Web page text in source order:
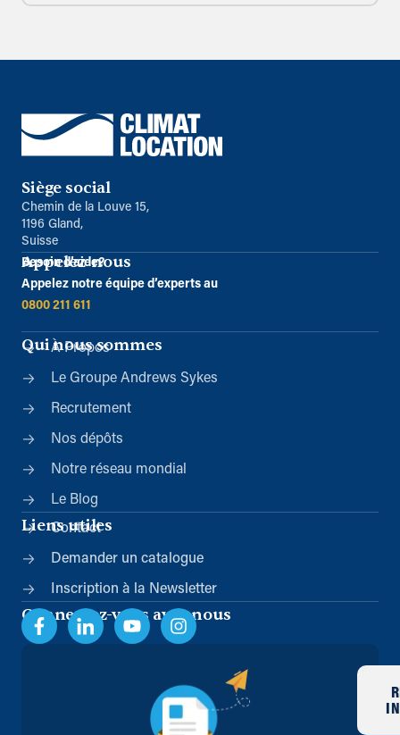
Siège social
Chemin de la Louve 15,
1196 Gland,
Suisse
Appelez-nous
Besoin d’aide?
Appelez notre équipe d’experts au
0800 211 611
Qui nous sommes
À Propos
Le Groupe Andrews Sykes
Recrutement
Nos dépôts
Notre réseau mondial
Le Blog
Liens utiles
Contact
Demander un catalogue
Inscription à la Newsletter
Connectez-vous avec nous